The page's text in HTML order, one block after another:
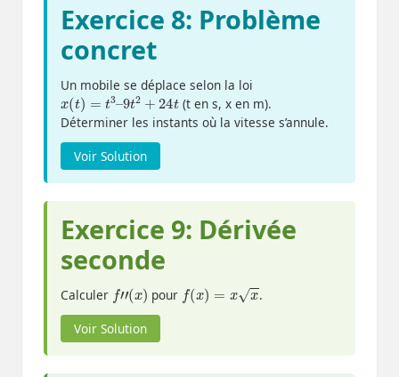
Exercice 8: Problème
concret
Un mobile se déplace selon la loi
x(t )=t3–9 t2+24t
(t en s, x en m).
Déterminer les instants où la vitesse s’annule.
Voir Solution
Exercice 9: Dérivée
seconde
Calculer
f” x
pour
f(x =
.
Voir Solution